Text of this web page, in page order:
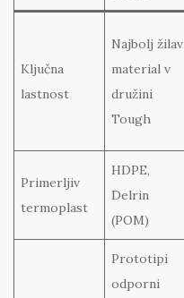
Ključna
lastnost
Najbolj žilav
material v
družini
Tough
Primerljiv
termoplast
HDPE,
Delrin
(POM)
Prototipi
odporni